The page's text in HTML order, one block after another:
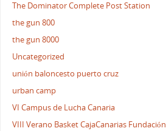
The Dominator Complete Post Station
the gun 800
the gun 8000
Uncategorized
unión baloncesto puerto cruz
urban camp
VI Campus de Lucha Canaria
VIII Verano Basket CajaCanarias Fundación